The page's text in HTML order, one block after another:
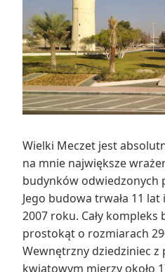
Wielki Meczet jest
na mnie największe
budynków odwiedzonych
Jego budowa trwała 11
2007 roku. Cały
prostokąt o rozmiarach
Wewnętrzny dziedziniec z
kwiatowym mierzy około